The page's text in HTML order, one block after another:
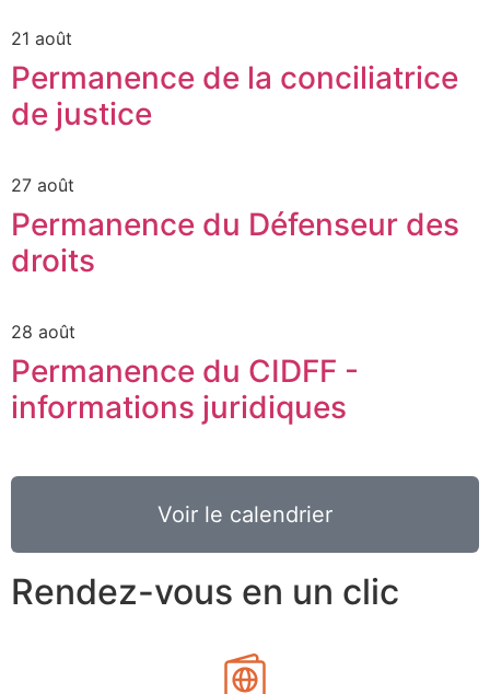
21 août
Permanence de la conciliatrice
de justice
27 août
Permanence du Défenseur des
droits
28 août
Permanence du CIDFF -
informations juridiques
Voir le calendrier
Rendez-vous en un clic